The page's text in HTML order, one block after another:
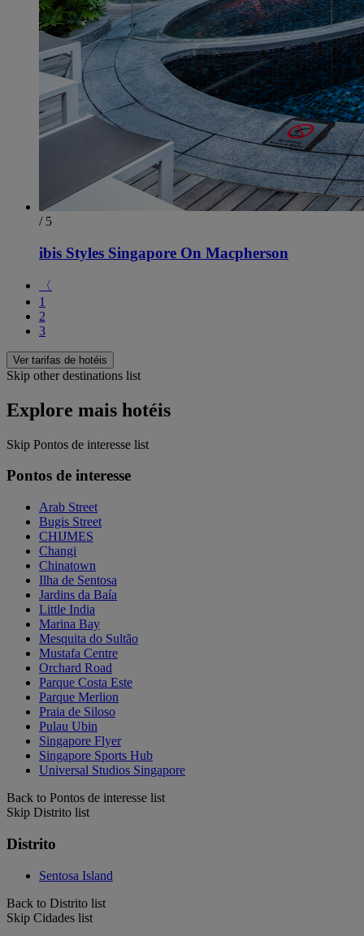
/ 5
ibis Styles Singapore On Macpherson
〈
1
2
3
Ver tarifas de hotéis
Skip other destinations list
Explore mais hotéis
Skip Pontos de interesse list
Pontos de interesse
Arab Street
Bugis Street
CHIJMES
Changi
Chinatown
Ilha de Sentosa
Jardins da Baía
Little India
Marina Bay
Mesquita do Sultão
Mustafa Centre
Orchard Road
Parque Costa Este
Parque Merlion
Praia de Siloso
Pulau Ubin
Singapore Flyer
Singapore Sports Hub
Universal Studios Singapore
Back to Pontos de interesse list
Skip Distrito list
Distrito
Sentosa Island
Back to Distrito list
Skip Cidades list